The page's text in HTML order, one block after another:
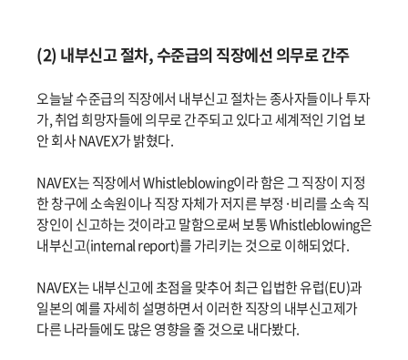
(2) 내부신고 절차, 수준급의 직장에선 의무로 간주
오늘날 수준급의 직장에서 내부신고 절차는 종사자들이나 투자
가, 취업 희망자들에 의무로 간주되고 있다고 세계적인 기업 보
안 회사 NAVEX가 밝혔다.
NAVEX는 직장에서 Whistleblowing이라 함은 그 직장이 지정
한 창구에 소속원이나 직장 자체가 저지른 부정·비리를 소속 직
장인이 신고하는 것이라고 말함으로써 보통 Whistleblowing은
내부신고(internal report)를 가리키는 것으로 이해되었다.
NAVEX는 내부신고에 초점을 맞추어 최근 입법한 유럽(EU)과
일본의 예를 자세히 설명하면서 이러한 직장의 내부신고제가
다른 나라들에도 많은 영향을 줄 것으로 내다봤다.